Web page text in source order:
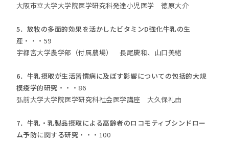
大阪市立大学大学院医学研究科発達小児医学 徳原大介
5．放牧の多面的効果を活かしたビタミンD強化牛乳の生
産 ・・・59
宇都宮大学農学部（付属農場） 長尾慶和、 山口美緒
6．牛乳摂取が生活習慣病に及ぼす影響についての包括的大規
模疫学的研究 ・・・86
弘前大学大学院医学研究科社会医学講座 大久保礼由
7．牛乳・乳製品摂取による高齢者のロコモティブシンドロー
ム予防に関する研究 ・・・100